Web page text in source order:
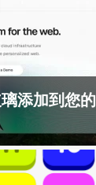
添加到您的